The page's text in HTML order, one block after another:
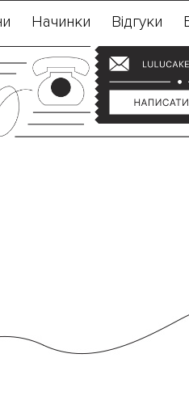
Начинки Відгуки